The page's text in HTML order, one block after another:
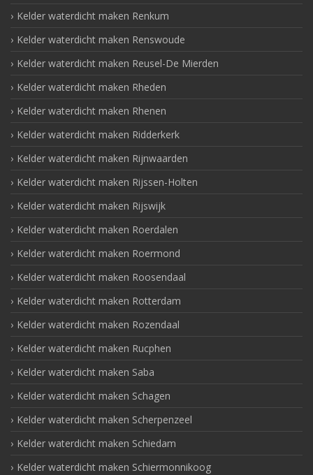
Kelder waterdicht maken Renkum
Kelder waterdicht maken Renswoude
Kelder waterdicht maken Reusel-De Mierden
Kelder waterdicht maken Rheden
Kelder waterdicht maken Rhenen
Kelder waterdicht maken Ridderkerk
Kelder waterdicht maken Rijnwaarden
Kelder waterdicht maken Rijssen-Holten
Kelder waterdicht maken Rijswijk
Kelder waterdicht maken Roerdalen
Kelder waterdicht maken Roermond
Kelder waterdicht maken Roosendaal
Kelder waterdicht maken Rotterdam
Kelder waterdicht maken Rozendaal
Kelder waterdicht maken Rucphen
Kelder waterdicht maken Saba
Kelder waterdicht maken Schagen
Kelder waterdicht maken Scherpenzeel
Kelder waterdicht maken Schiedam
Kelder waterdicht maken Schiermonnikoog